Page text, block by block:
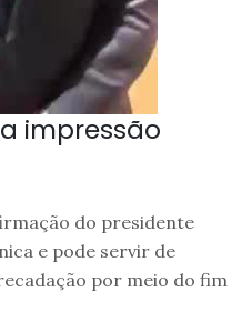
impressão
do presidente
e pode servir de
por meio do fim